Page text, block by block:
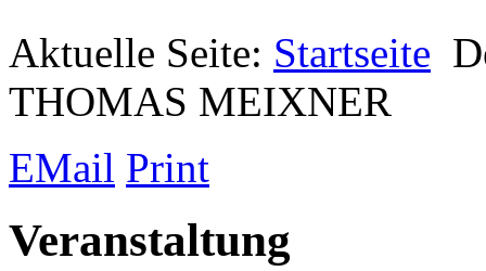
Aktuelle Seite: Startseite
THOMAS MEIXNER
EMail Print
Veranstaltung